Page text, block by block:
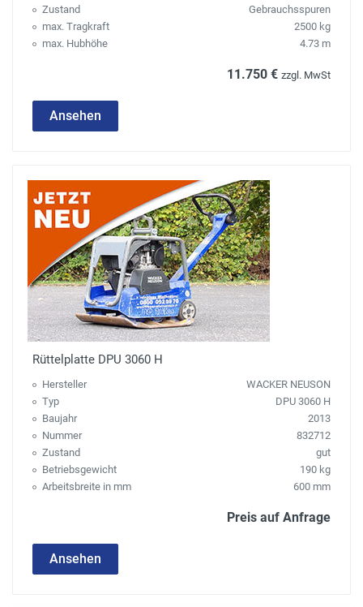
Zustand
Gebrauchsspuren
max. Tragkraft
2500 kg
max. Hubhöhe
4.73 m
11.750 € zzgl. MwSt
Ansehen
Rüttelplatte DPU 3060 H
Hersteller
WACKER NEUSON
Typ
DPU 3060 H
Baujahr
2013
Nummer
832712
Zustand
gut
Betriebsgewicht
190 kg
Arbeitsbreite in mm
600 mm
Preis auf Anfrage
Ansehen